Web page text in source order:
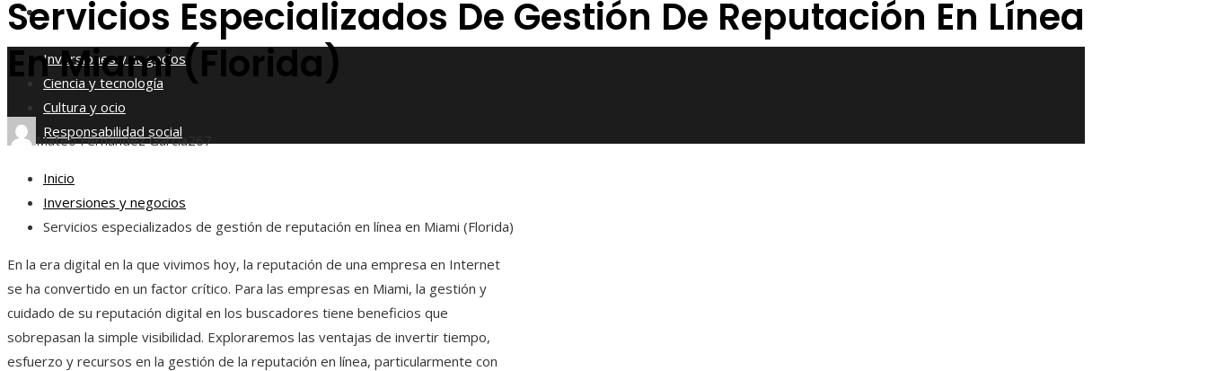
Responsabilidad social
Inversiones y negocios
Ciencia y tecnología
Cultura y ocio
Responsabilidad social
Servicios Especializados De Gestión De Reputación En Línea
En Miami (Florida)
Mateo Fernández García267
Inicio
Inversiones y negocios
Servicios especializados de gestión de reputación en línea en Miami (Florida)
En la era digital en la que vivimos hoy, la reputación de una empresa en Internet
se ha convertido en un factor crítico. Para las empresas en Miami, la gestión y
cuidado de su reputación digital en los buscadores tiene beneficios que
sobrepasan la simple visibilidad. Exploraremos las ventajas de invertir tiempo,
esfuerzo y recursos en la gestión de la reputación en línea, particularmente con